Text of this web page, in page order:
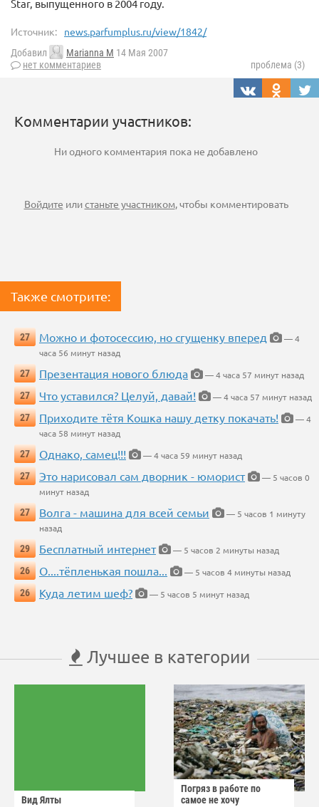
Star, выпущенного в 2004 году.
Источник: news.parfumplus.ru/view/1842/
Добавил Marianna M 14 Мая 2007
нет комментариев
проблема (3)
Комментарии участников:
Ни одного комментария пока не добавлено
Войдите илистаньте участником, чтобы комментировать
Также смотрите:
27 Можно и фотосессию, но сгущенку вперед
— 4
часа 56 минут назад
27
Презентация нового блюда
— 4 часа 57 минут назад
27
Что уставился? Целуй, давай!
— 4 часа 57 минут назад
27
Приходите тётя Кошка нашу детку покачать!
— 4
часа 58 минут назад
27
Однако, самец!!!
— 4 часа 59 минут назад
27
Это нарисовал сам дворник - юморист
— 5 часов 0
минут назад
27
Волга - машина для всей семьи
— 5 часов 1 минуту
назад
29
Бесплатный интернет
— 5 часов 2 минуты назад
26
О....тёпленькая пошла...
— 5 часов 4 минуты назад
26
Куда летим шеф? — 5 часов 5 минут назад
Лучшее в категории
Вид Ялты
Погряз в работе по
самое не хочу